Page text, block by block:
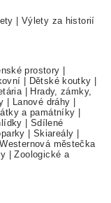
Výlety za historií
prostory
Dětské koutky
|
Hrady, zámky,
Lanové dráhy
a památníky
Sdílené
Skiareály
Westernová městečka
|Zoologické a